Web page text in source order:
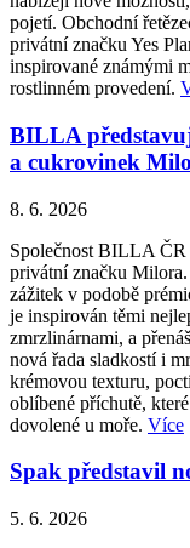
pojetí. Obchodní
privátní značku Yes
inspirované známými
rostlinném provedení.
BILLA
a cukrovinek
8. 6. 2026
Společnost BILLA ČR
privátní značku
zážitek v podobě
je inspirován těmi
zmrzlinárnami, a
nová řada sladkostí i
krémovou texturu,
oblíbené příchutě,
dovolené u moře. Více
Spak představil
5. 6. 2026